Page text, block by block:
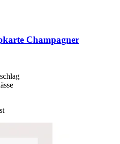
Champagner